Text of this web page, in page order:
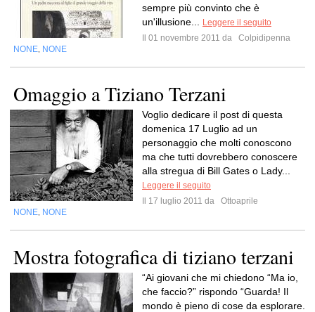
sempre più convinto che è
un'illusione...
Leggere il seguito
Il 01 novembre 2011 da
Colpidipenna
NONE NONE
Omaggio a Tiziano Terzani
Voglio dedicare il post di questa
domenica 17 Luglio ad un
personaggio che molti conoscono
ma che tutti dovrebbero conoscere
alla stregua di Bill Gates o Lady...
Leggere il seguito
Il 17 luglio 2011 da
Ottoaprile
NONE NONE
Mostra fotografica di tiziano terzani
“Ai giovani che mi chiedono “Ma io,
che faccio?” rispondo “Guarda! Il
mondo è pieno di cose da esplorare.